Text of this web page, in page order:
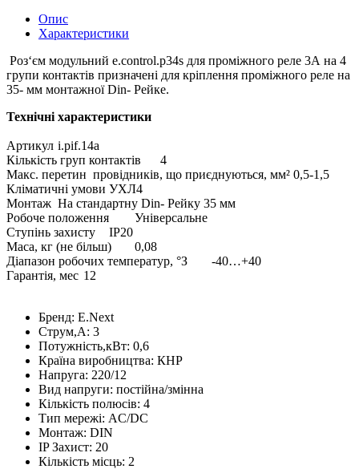
Опис
Характеристики
Роз‘єм модульний e.control.p34s для проміжного реле 3А на 4
групи контактів призначені для кріплення проміжного реле на
35- мм монтажної Dіn- Рейке.
Технічні характеристики
Артикул і.pіf.14a
Кількість груп контактів
4
Макс. перетин провідників, що приєднуються, мм² 0,5-1,5
Кліматичні умови УХЛ4
Монтаж На стандартну Dіn- Рейку 35 мм
Робоче положення
Універсальне
Ступінь захисту
ІP20
Маса, кг (не більш)
0,08
Діапазон робочих температур, °З
-40…+40
Гарантія, мес 12
Бренд: E.Next
Струм,А: 3
Потужність,кВт: 0,6
Країна виробництва: КНР
Напруга: 220/12
Вид напруги: постійна/змінна
Кількість полюсів: 4
Тип мережі: AC/DC
Монтаж: DIN
IP Захист: 20
Кількість місць: 2